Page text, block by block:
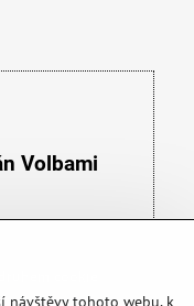
Volbami
cookie:
návštěvy tohoto webu, k